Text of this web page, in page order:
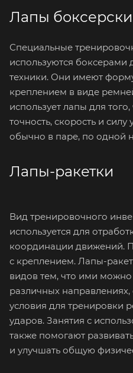
Лапы
Специальные
используются боксерами
техники. Они имеют
креплением в виде
использует лапы для
точность, скорость и
обычно в паре, по одной
Лапы-ракетки
Вид тренировочного
используется для
координации движений.
с креплением. Лапы-
видов тем, что ими можно
различных
условия для тренировки
ударов. Занятия с
также помогают
и улучшать общую